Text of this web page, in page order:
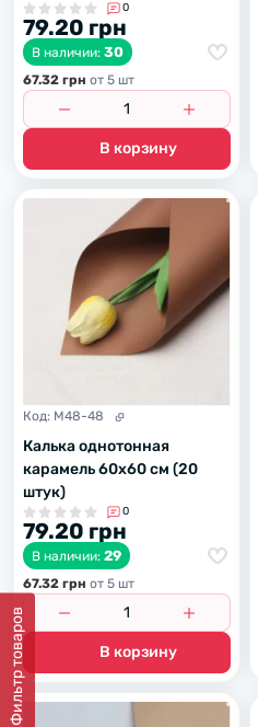
Фильтр товаров
0
79.20 грн
В наличии: 30
67.32 грн от 5 шт
В корзину
Код: M48-48
Калька однотонная
карамель 60х60 см (20
штук)
0
79.20 грн
В наличии: 29
67.32 грн от 5 шт
В корзину